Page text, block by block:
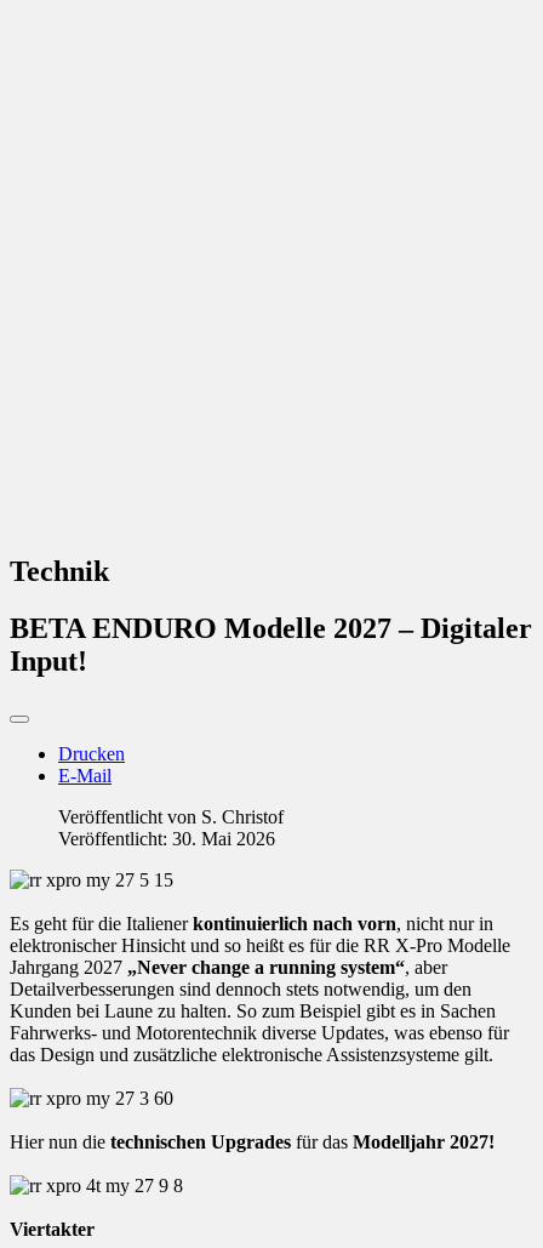
Technik
BETA ENDURO Modelle 2027 – Digitaler
Input!
Drucken
E-Mail
Veröffentlicht von S. Christof
Veröffentlicht: 30. Mai 2026
Es geht für die Italienerkontinuierlich nach vorn, nicht nur in
elektronischer Hinsicht und so heißt es für die RR X-Pro Modelle
Jahrgang 2027 „Never change a running system“, aber
Detailverbesserungen sind dennoch stets notwendig, um den
Kunden bei Laune zu halten. So zum Beispiel gibt es in Sachen
Fahrwerks- und Motorentechnik diverse Updates, was ebenso für
das Design und zusätzliche elektronische Assistenzsysteme gilt.
Hier nun die technischen Upgrades für das Modelljahr 2027!
Viertakter